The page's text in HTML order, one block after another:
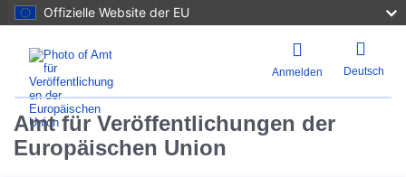
Offizielle Website der EU
Anmelden Deutsch
Amt für Veröffentlichungen der
Europäischen Union